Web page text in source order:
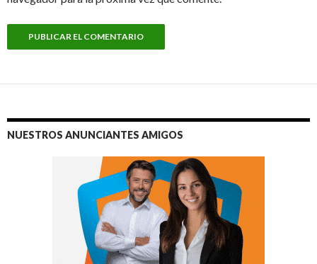
NUESTROS ANUNCIANTES AMIGOS